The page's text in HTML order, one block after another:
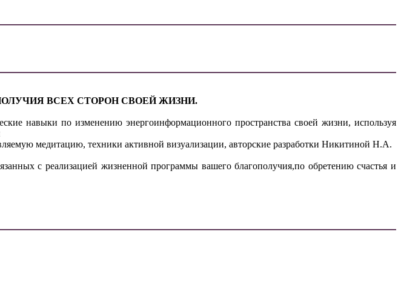
ВСЕХ СТОРОН СВОЕЙ ЖИЗНИ.
навыки по изменению энергоинформационного пространства своей жизни, используя
медитацию, техники активной визуализации, авторские разработки Никитиной Н.А.
с реализацией жизненной программы вашего благополучия,по обретению счастья и